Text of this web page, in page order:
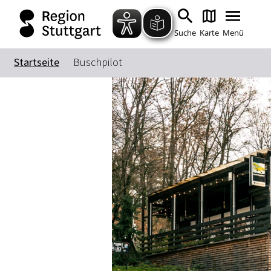
Suche Karte Menü
Startseite Buschpilot